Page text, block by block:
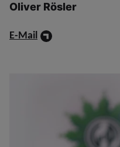
Oliver Rösler
E-Mail